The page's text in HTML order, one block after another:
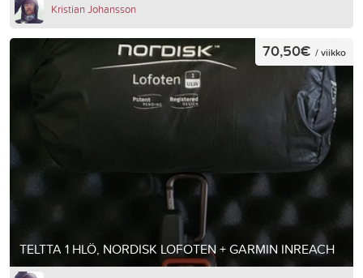
Kristian Johansson
TELTTA 1 HLÖ, NORDISK LOFOTEN + GARMIN INREACH
70,50€ / viikko